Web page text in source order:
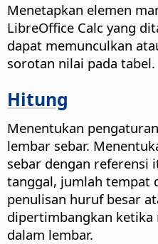
Menetapkan elemen
LibreOffice Calc yang
dapat memunculkan
sorotan nilai pada tabel.
Hitung
Menentukan
lembar sebar.
sebar dengan referensi
tanggal, jumlah tempat
penulisan huruf besar
dipertimbangkan ketika
dalam lembar.